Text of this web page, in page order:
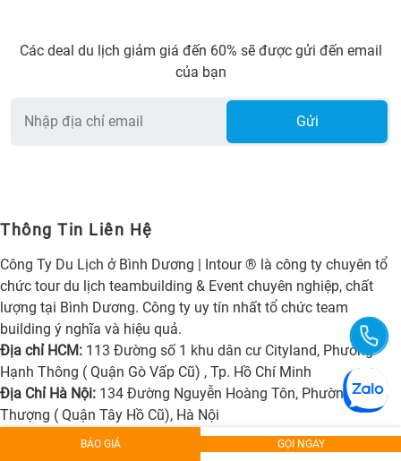
BÁO GIÁ GỌI NGAY
Các deal du lịch giảm giá đến 60% sẽ được gửi đến email
của bạn
Gửi
Thông Tin Liên Hệ
Công Ty Du Lịch ở Bình Dương | Intour ® là công ty chuyên tổ
chức tour du lịch teambuilding & Event chuyên nghiệp, chất
lượng tại Bình Dương. Công ty uy tín nhất tổ chức team
building ý nghĩa và hiệu quả.
Địa chỉ HCM: 113 Đường số 1 khu dân cư Cityland, Phường
Hạnh Thông ( Quận Gò Vấp Cũ) , Tp. Hồ Chí Minh
Địa Chỉ Hà Nội: 134 Đường Nguyễn Hoàng Tôn, Phường Phú
Thượng ( Quận Tây Hồ Cũ), Hà Nội
Địa Chỉ Đà Lạt: 3 Đường Lê Đại Hành, Phường Xuân Hương
(Phường 1 Cũ), Đà Lạt, Lâm Đồng